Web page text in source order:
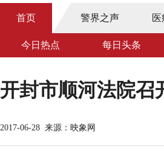
首页 警界之声
今日热点 每日头条
开封市顺河法院召
2017-06-28 来源：映象网